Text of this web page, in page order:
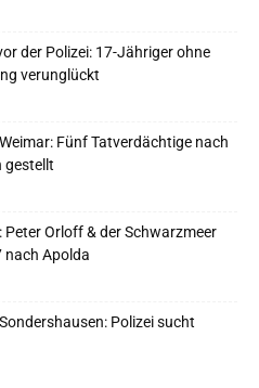
der Polizei: 17-Jähriger ohne
verunglückt
Fünf Tatverdächtige nach
gestellt
Orloff & der Schwarzmeer
nach Apolda
Polizei sucht